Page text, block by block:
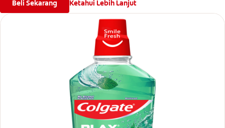
Beli Sekarang Ketahui Lebih Lanjut